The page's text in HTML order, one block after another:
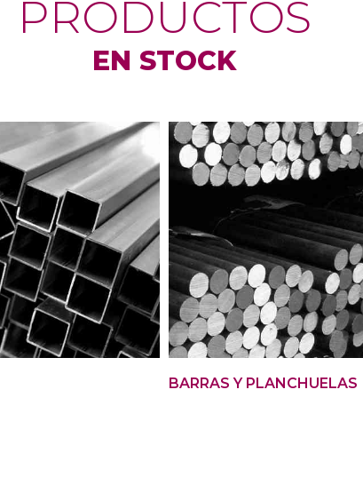
PRODUCTOS
EN STOCK
BARRAS Y PLANCHUELAS